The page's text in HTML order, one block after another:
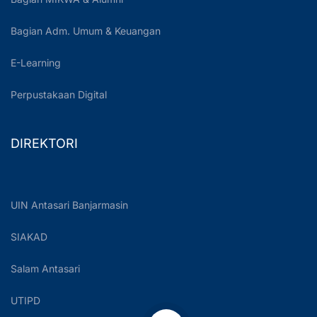
Bagian Adm. Umum & Keuangan
E-Learning
Perpustakaan Digital
DIREKTORI
UIN Antasari Banjarmasin
SIAKAD
Salam Antasari
UTIPD